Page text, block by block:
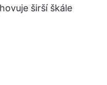
širší škále